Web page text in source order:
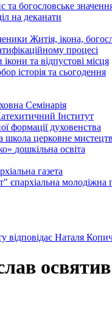
та богословське
на деканати
Житія, ікона,
процесі
ікони та відпустові місця
історія та сьогодення
Семінарія
Інститут
формації духовенства
школа церковне
дошкільна освіта
газета
єпархіальна молодіжна
відповідає Наталя